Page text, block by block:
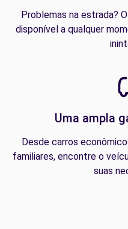
Problemas na estrada?
disponível a qualquer
Uma ampla
Desde carros
familiares, encontre o
suas